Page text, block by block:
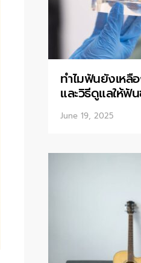
ทำไมฟันยังเหลือ
และวิธีดูแลให้ฟั
June 19, 2025